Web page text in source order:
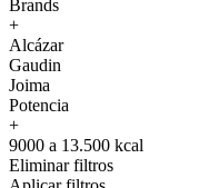
Brands
+
Alcázar
Gaudin
Joima
Potencia
+
9000 a 13.500 kcal
Eliminar filtros